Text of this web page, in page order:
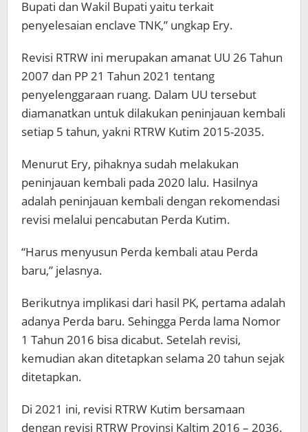
Bupati dan Wakil Bupati yaitu terkait
penyelesaian enclave TNK,” ungkap Ery.
Revisi RTRW ini merupakan amanat UU 26 Tahun
2007 dan PP 21 Tahun 2021 tentang
penyelenggaraan ruang. Dalam UU tersebut
diamanatkan untuk dilakukan peninjauan kembali
setiap 5 tahun, yakni RTRW Kutim 2015-2035.
Menurut Ery, pihaknya sudah melakukan
peninjauan kembali pada 2020 lalu. Hasilnya
adalah peninjauan kembali dengan rekomendasi
revisi melalui pencabutan Perda Kutim.
“Harus menyusun Perda kembali atau Perda
baru,” jelasnya.
Berikutnya implikasi dari hasil PK, pertama adalah
adanya Perda baru. Sehingga Perda lama Nomor
1 Tahun 2016 bisa dicabut. Setelah revisi,
kemudian akan ditetapkan selama 20 tahun sejak
ditetapkan.
Di 2021 ini, revisi RTRW Kutim bersamaan
dengan revisi RTRW Provinsi Kaltim 2016 – 2036.